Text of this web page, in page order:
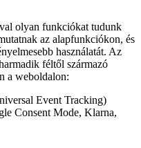
olyan funkciókat tudunk
az alapfunkciókon, és
használatát. Az
féltől származó
a weboldalon:
Event Tracking)
Consent Mode, Klarna,